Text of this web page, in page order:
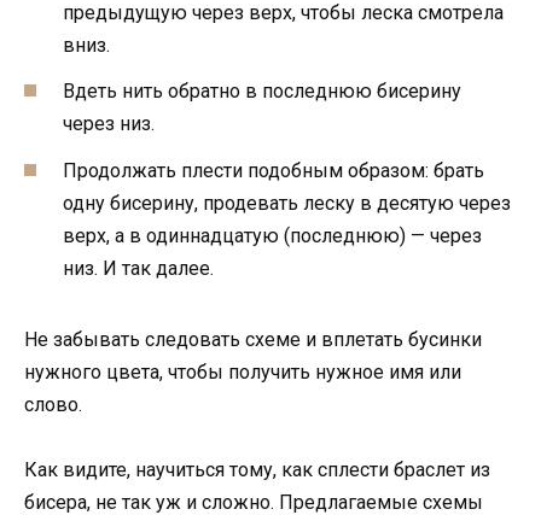
предыдущую через верх, чтобы леска смотрела
вниз.
Вдеть нить обратно в последнюю бисерину
через низ.
Продолжать плести подобным образом: брать
одну бисерину, продевать леску в десятую через
верх, а в одиннадцатую (последнюю) — через
низ. И так далее.
Не забывать следовать схеме и вплетать бусинки
нужного цвета, чтобы получить нужное имя или
слово.
Как видите, научиться тому, как сплести браслет из
бисера, не так уж и сложно. Предлагаемые схемы